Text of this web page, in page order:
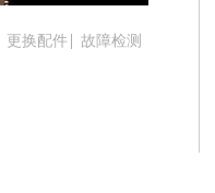
辽宁省本溪市平山区胜利路腕表
更换配件
故障检测